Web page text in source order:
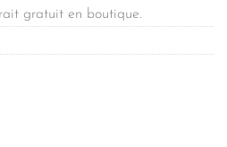
gratuit en boutique.